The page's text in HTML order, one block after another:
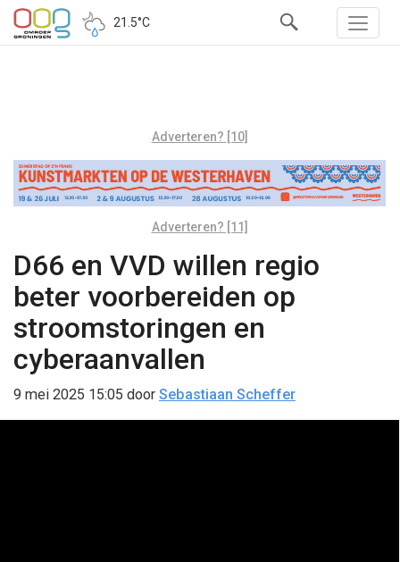
21.5°C
Adverteren? [10]
Adverteren? [11]
D66 en VVD willen regio
beter voorbereiden op
stroomstoringen en
cyberaanvallen
9 mei 2025 15:05 door Sebastiaan Scheffer